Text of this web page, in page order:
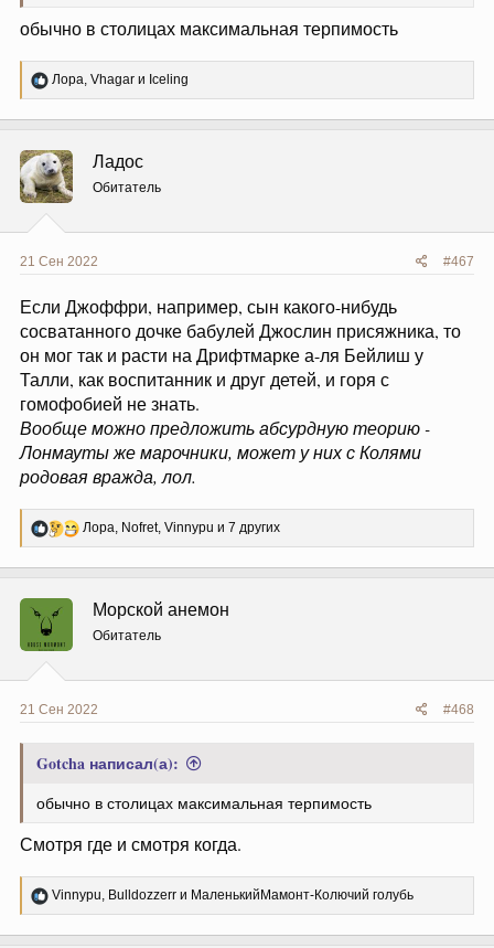
обычно в столицах максимальная терпимость
Р
е
ц
и
и
:
Лора, Vhagar и Iceling
Ладос
Обитатель
21 Сен 2022 #467
Если Джоффри, например, сын какого-нибудь
сосватанного дочке бабулей Джослин присяжника, то
он мог так и расти на Дрифтмарке а-ля Бейлиш у
Талли, как воспитанник и друг детей, и горя с
гомофобией не знать.
Вообще можно предложить абсурдную теорию -
Лонмауты же марочники, может у них с Колями
родовая вражда, лол.
Р
е
Лора, Nofret, Vinnypu и 7 других
Морской анемон
Обитатель
21 Сен 2022 #468
Gotcha написал(а):
обычно в столицах максимальная терпимость
Смотря где и смотря когда.
Р
е
Vinnypu, Bulldozzerr и МаленькийМамонт-Колючий голубь